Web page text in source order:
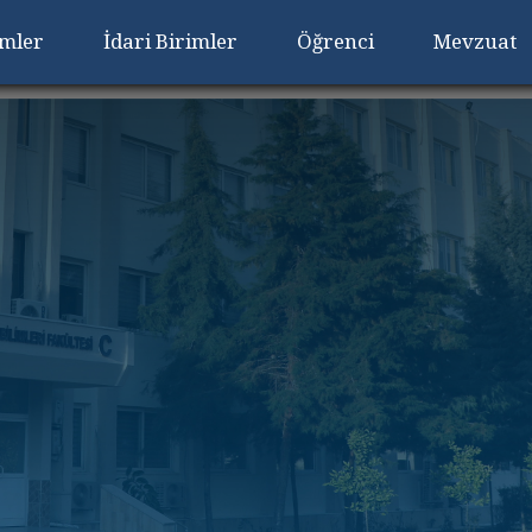
İdari Birimler Öğrenci Mevzuat